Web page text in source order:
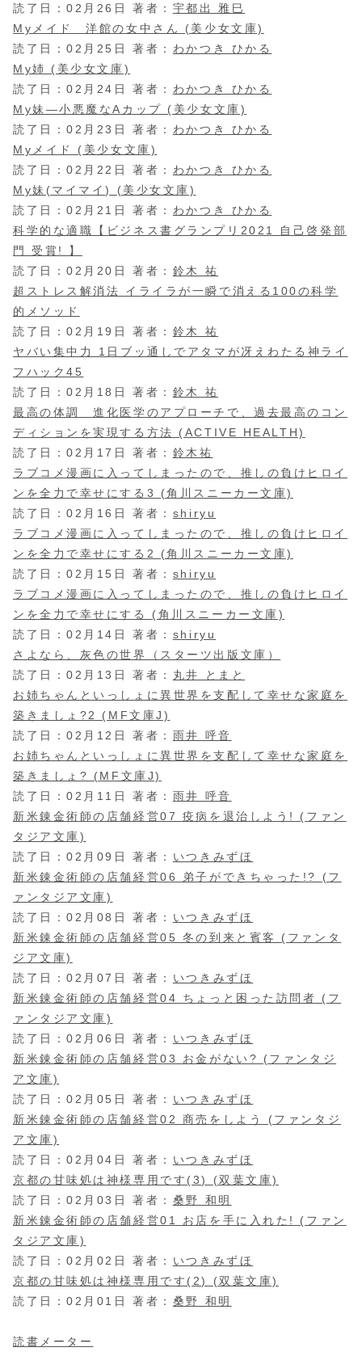
読了日：02月26日 著者： 宇都出 雅巳
Myメイド 洋館の女中さん (美少女文庫)
読了日：02月25日 著者： わかつき ひかる
My姉 (美少女文庫)
読了日：02月24日 著者： わかつき ひかる
My妹―小悪魔なAカップ (美少女文庫)
読了日：02月23日 著者： わかつき ひかる
Myメイド (美少女文庫)
読了日：02月22日 著者： わかつき ひかる
My妹(マイマイ) (美少女文庫)
読了日：02月21日 著者： わかつき ひかる
科学的な適職【ビジネス書グランプリ2021 自己啓発部
門 受賞! 】
読了日：02月20日 著者： 鈴木 祐
超ストレス解消法 イライラが一瞬で消える100の科学
的メソッド
読了日：02月19日 著者： 鈴木 祐
ヤバい集中力 1日ブッ通しでアタマが冴えわたる神ライ
フハック45
読了日：02月18日 著者： 鈴木 祐
最高の体調 進化医学のアプローチで、過去最高のコン
ディションを実現する方法 (ACTIVE HEALTH)
読了日：02月17日 著者： 鈴木祐
ラブコメ漫画に入ってしまったので、推しの負けヒロイ
ンを全力で幸せにする3 (角川スニーカー文庫)
読了日：02月16日 著者： shiryu
ラブコメ漫画に入ってしまったので、推しの負けヒロイ
ンを全力で幸せにする2 (角川スニーカー文庫)
読了日：02月15日 著者： shiryu
ラブコメ漫画に入ってしまったので、推しの負けヒロイ
ンを全力で幸せにする (角川スニーカー文庫)
読了日：02月14日 著者： shiryu
さよなら、灰色の世界（スターツ出版文庫）
読了日：02月13日 著者： 丸井 とまと
お姉ちゃんといっしょに異世界を支配して幸せな家庭を
築きましょ?2 (MF文庫J)
読了日：02月12日 著者： 雨井 呼音
お姉ちゃんといっしょに異世界を支配して幸せな家庭を
築きましょ? (MF文庫J)
読了日：02月11日 著者： 雨井 呼音
新米錬金術師の店舗経営07 疫病を退治しよう! (ファン
タジア文庫)
読了日：02月09日 著者： いつきみずほ
新米錬金術師の店舗経営06 弟子ができちゃった!? (フ
ァンタジア文庫)
読了日：02月08日 著者： いつきみずほ
新米錬金術師の店舗経営05 冬の到来と賓客 (ファンタ
ジア文庫)
読了日：02月07日 著者： いつきみずほ
新米錬金術師の店舗経営04 ちょっと困った訪問者 (フ
ァンタジア文庫)
読了日：02月06日 著者： いつきみずほ
新米錬金術師の店舗経営03 お金がない? (ファンタジ
ア文庫)
読了日：02月05日 著者： いつきみずほ
新米錬金術師の店舗経営02 商売をしよう (ファンタジ
ア文庫)
読了日：02月04日 著者： いつきみずほ
京都の甘味処は神様専用です(3) (双葉文庫)
読了日：02月03日 著者： 桑野 和明
新米錬金術師の店舗経営01 お店を手に入れた! (ファン
タジア文庫)
読了日：02月02日 著者： いつきみずほ
京都の甘味処は神様専用です(2) (双葉文庫)
読了日：02月01日 著者： 桑野 和明
読書メーター